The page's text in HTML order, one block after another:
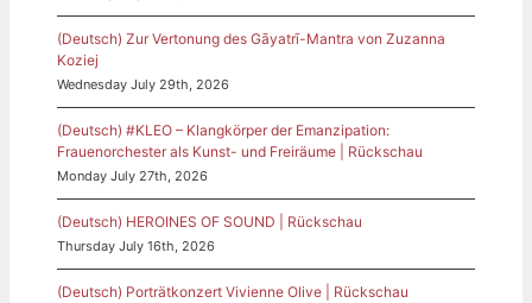
(Deutsch) Zur Vertonung des Gāyatrī-Mantra von Zuzanna
Koziej
Wednesday July 29th, 2026
(Deutsch) #KLEO – Klangkörper der Emanzipation:
Frauenorchester als Kunst- und Freiräume | Rückschau
Monday July 27th, 2026
(Deutsch) HEROINES OF SOUND | Rückschau
Thursday July 16th, 2026
(Deutsch) Porträtkonzert Vivienne Olive | Rückschau